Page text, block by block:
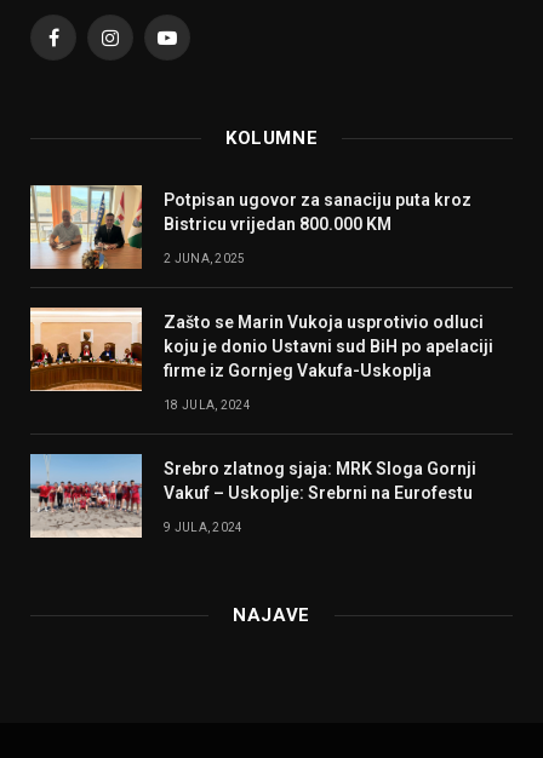
FacebookInstagramYouTube
KOLUMNE
Potpisan ugovor za sanaciju puta kroz
Bistricu vrijedan 800.000 KM
2 JUNA, 2025
Zašto se Marin Vukoja usprotivio odluci
koju je donio Ustavni sud BiH po apelaciji
firme iz Gornjeg Vakufa-Uskoplja
18 JULA, 2024
Srebro zlatnog sjaja: MRK Sloga Gornji
Vakuf – Uskoplje: Srebrni na Eurofestu
9 JULA, 2024
NAJAVE